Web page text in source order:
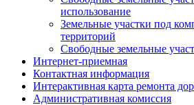
использование
Земельные участки под
территорий
Свободные земельные
Интернет-приемная
Контактная информация
Интерактивная карта ремонта
Административная комиссия